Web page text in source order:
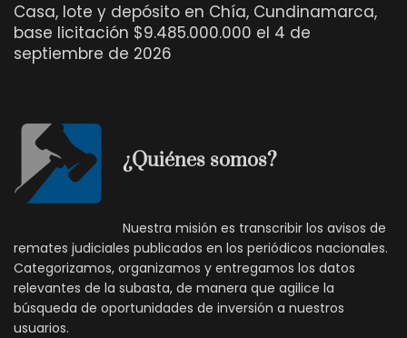
Casa, lote y depósito en Chía, Cundinamarca,
base licitación $9.485.000.000 el 4 de
septiembre de 2026
¿Quiénes somos?
Nuestra misión es transcribir los avisos de
remates judiciales publicados en los periódicos nacionales.
Categorizamos, organizamos y entregamos los datos
relevantes de la subasta, de manera que agilice la
búsqueda de oportunidades de inversión a nuestros
usuarios.